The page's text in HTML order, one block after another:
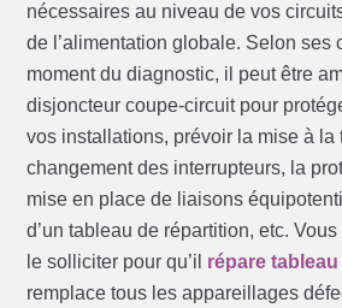
nécessaires au niveau de vos
de l’alimentation globale. Selon ses
moment du diagnostic, il peut être
disjoncteur coupe-circuit pour
vos installations, prévoir la mise à la
changement des interrupteurs, la
mise en place de liaisons
d’un tableau de répartition, etc.
le solliciter pour qu’il répare
remplace tous les appareillages